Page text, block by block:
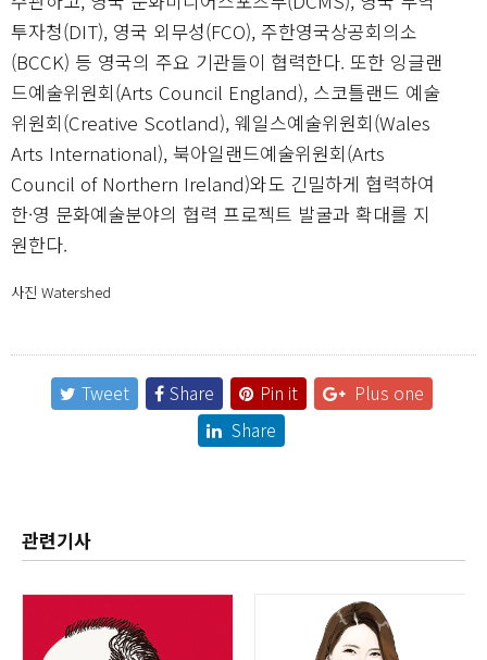
투자청(DIT), 영국 외무성(FCO), 주한영국상공회의소
(BCCK) 등 영국의 주요 기관들이 협력한다. 또한 잉글랜
드예술위원회(Arts Council England), 스코틀랜드 예술
위원회(Creative Scotland), 웨일스예술위원회(Wales
Arts International), 북아일랜드예술위원회(Arts
Council of Northern Ireland)와도 긴밀하게 협력하여
한·영 문화예술분야의 협력 프로젝트 발굴과 확대를 지
원한다.
사진 Watershed
Tweet Share Pin it
Plus one
Share
관련기사